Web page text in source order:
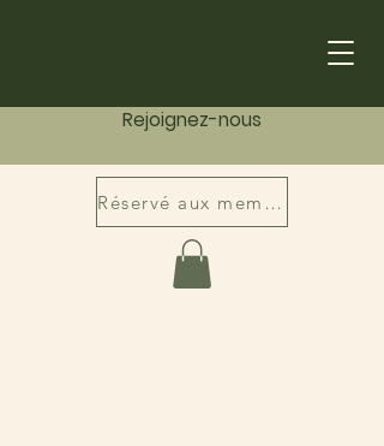
Rejoignez-nous
Réservé aux membres